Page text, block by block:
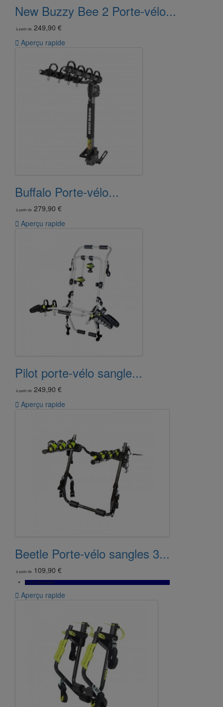
New Buzzy Bee 2 Porte-vélo...
à partir de 249,90 €
 Aperçu rapide
Buffalo Porte-vélo...
à partir de 279,90 €
 Aperçu rapide
Pilot porte-vélo sangle...
à partir de 249,90 €
 Aperçu rapide
Beetle Porte-vélo sangles 3...
à partir de 109,90 €
Bientôt Disponible
 Aperçu rapide